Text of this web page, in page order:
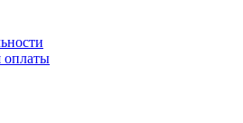
оплаты